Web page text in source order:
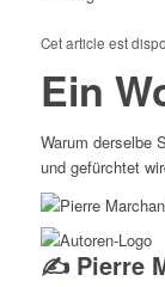
Cet article est
Ein
Warum derselbe
und gefürchtet
✍️ Pierre